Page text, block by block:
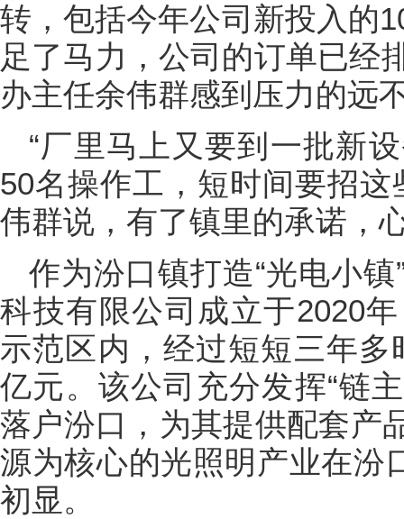
转，包括今年公司新投入的
足了马力，公司的订单已经
办主任余伟群感到压力的远
“厂里马上又要到一批新
50名操作工，短时间要招
伟群说，有了镇里的承诺，
作为汾口镇打造“光电小
科技有限公司成立于2020
示范区内，经过短短三年
亿元。该公司充分发挥“链
落户汾口，为其提供配套产
源为核心的光照明产业在汾
初显。